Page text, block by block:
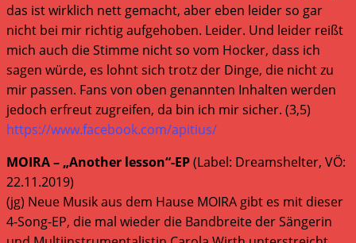
das ist wirklich nett gemacht, aber eben leider so gar
nicht bei mir richtig aufgehoben. Leider. Und leider reißt
mich auch die Stimme nicht so vom Hocker, dass ich
sagen würde, es lohnt sich trotz der Dinge, die nicht zu
mir passen. Fans von oben genannten Inhalten werden
jedoch erfreut zugreifen, da bin ich mir sicher. (3,5)
https://www.facebook.com/apitius/
MOIRA – „Another lesson“-EP(Label: Dreamshelter, VÖ:
22.11.2019)
(jg) Neue Musik aus dem Hause MOIRA gibt es mit dieser
4-Song-EP, die mal wieder die Bandbreite der Sängerin